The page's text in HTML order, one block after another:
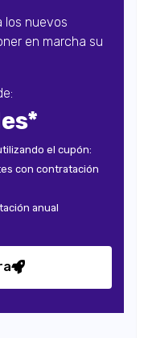
los nuevos
en marcha su
el cupón:
con contratación
anual